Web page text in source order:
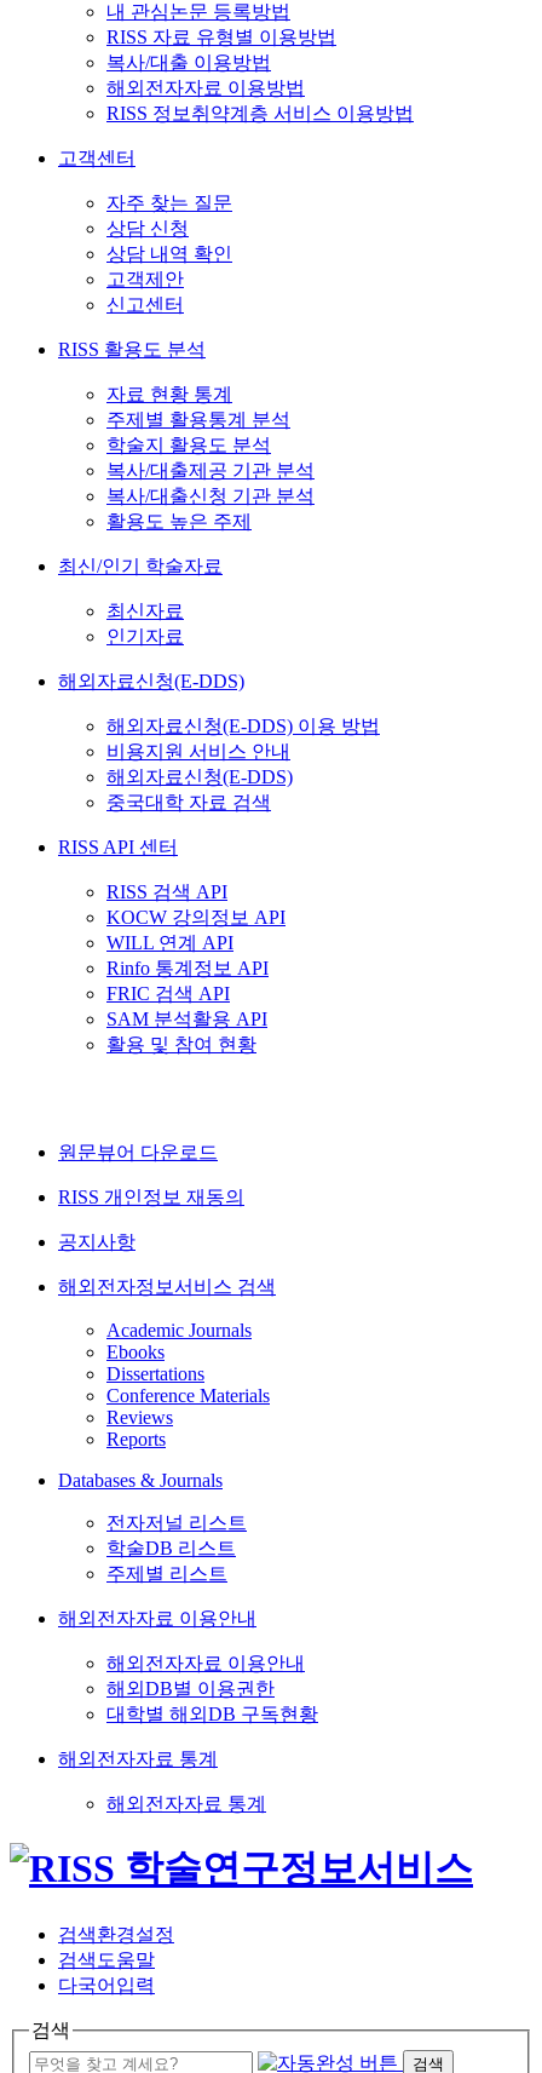
내 관심논문 등록방법
RISS 자료 유형별 이용방법
복사/대출 이용방법
해외전자자료 이용방법
RISS 정보취약계층 서비스 이용방법
고객센터
자주 찾는 질문
상담 신청
상담 내역 확인
고객제안
신고센터
RISS 활용도 분석
자료 현황 통계
주제별 활용통계 분석
학술지 활용도 분석
복사/대출제공 기관 분석
복사/대출신청 기관 분석
활용도 높은 주제
최신/인기 학술자료
최신자료
인기자료
해외자료신청(E-DDS)
해외자료신청(E-DDS) 이용 방법
비용지원 서비스 안내
해외자료신청(E-DDS)
중국대학 자료 검색
RISS API 센터
RISS 검색 API
KOCW 강의정보 API
WILL 연계 API
Rinfo 통계정보 API
FRIC 검색 API
SAM 분석활용 API
활용 및 참여 현황
원문뷰어 다운로드
RISS 개인정보 재동의
공지사항
해외전자정보서비스 검색
Academic Journals
Ebooks
Dissertations
Conference Materials
Reviews
Reports
Databases & Journals
전자저널 리스트
학술DB 리스트
주제별 리스트
해외전자자료 이용안내
해외전자자료 이용안내
해외DB별 이용권한
대학별 해외DB 구독현황
해외전자자료 통계
해외전자자료 통계
검색환경설정
검색도움말
다국어입력
검색
검색